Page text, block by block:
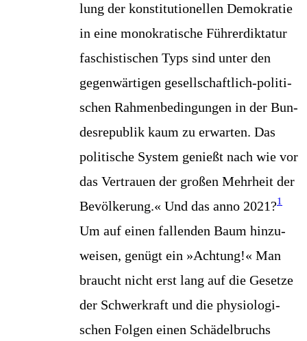
lung der kon­sti­tu­tio­nel­len Demo­kra­tie
in eine mono­kra­ti­sche Füh­rer­dik­ta­tur
faschis­ti­schen Typs sind unter den
gegen­wär­ti­gen gesell­schaft­lich-poli­ti­
schen Rah­men­be­din­gun­gen in der Bun­
des­re­pu­blik kaum zu erwar­ten. Das
poli­ti­sche Sys­tem genießt nach wie vor
das Ver­trau­en der gro­ßen Mehr­heit der
Bevöl­ke­rung.« Und das anno 2021?1
Um auf einen fal­len­den Baum hin­zu­
wei­sen, genügt ein »Ach­tung!« Man
braucht nicht erst lang auf die Geset­ze
der Schwer­kraft und die phy­sio­lo­gi­
schen Fol­gen einen Schä­del­bruchs